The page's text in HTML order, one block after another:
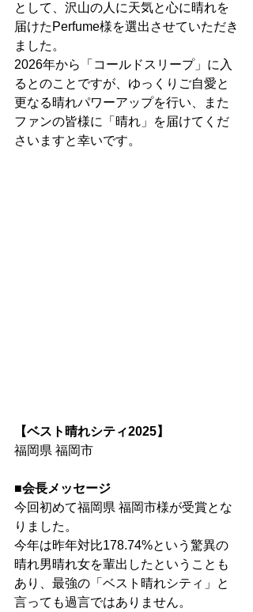
として、沢山の人に天気と心に晴れを
届けたPerfume様を選出させていただき
ました。
2026年から「コールドスリープ」に入
るとのことですが、ゆっくりご自愛と
更なる晴れパワーアップを行い、また
ファンの皆様に「晴れ」を届けてくだ
さいますと幸いです。
【ベスト晴れシティ2025】
福岡県 福岡市
■会長メッセージ
今回初めて福岡県 福岡市様が受賞とな
りました。
今年は昨年対比178.74%という驚異の
晴れ男晴れ女を輩出したということも
あり、最強の「ベスト晴れシティ」と
言っても過言ではありません。